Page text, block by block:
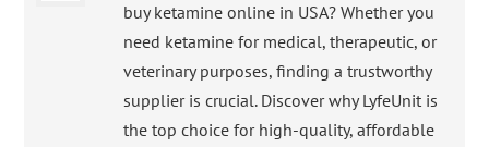
buy ketamine online in USA? Whether you
need ketamine for medical, therapeutic, or
veterinary purposes, finding a trustworthy
supplier is crucial. Discover why LyfeUnit is
the top choice for high-quality, affordable